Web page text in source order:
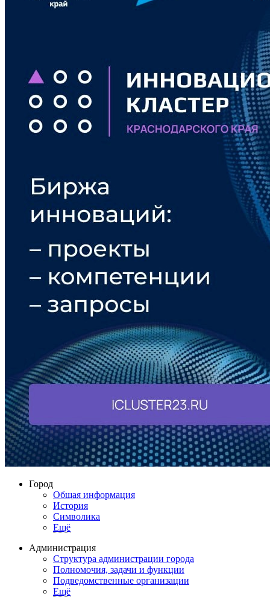
Город
Общая информация
История
Символика
Ещё
Администрация
Структура администрации города
Полномочия, задачи и функции
Подведомственные организации
Ещё